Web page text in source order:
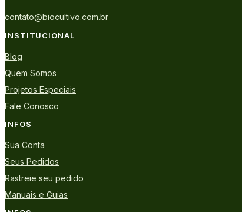
contato@biocultivo.com.br
INSTITUCIONAL
Blog
Quem Somos
Projetos Especiais
Fale Conosco
INFOS
Sua Conta
Seus Pedidos
Rastreie seu pedido
Manuais e Guias